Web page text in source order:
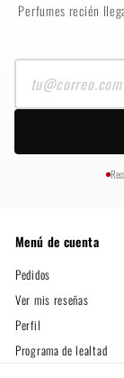
Perfumes recién
correo
Menú de cuenta
Pedidos
Ver mis reseñas
Perfil
Programa de lealtad